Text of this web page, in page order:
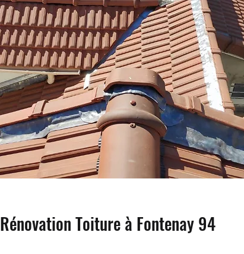
Rénovation Toiture à Fontenay 94